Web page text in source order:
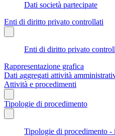
Dati società partecipate
Enti di diritto privato controllati
Enti di diritto privato
Rappresentazione grafica
Dati aggregati attività
Attività e procedimenti
Tipologie di procedimento
Tipologie di procedimento -